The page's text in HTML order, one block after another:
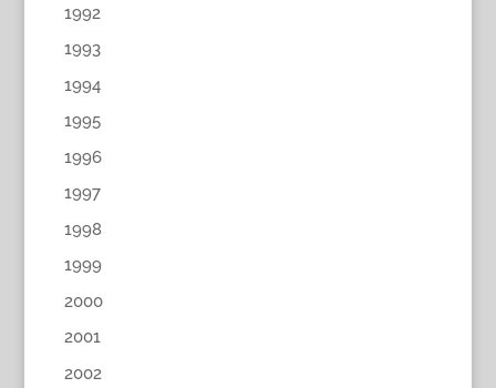
1992
1993
1994
1995
1996
1997
1998
1999
2000
2001
2002